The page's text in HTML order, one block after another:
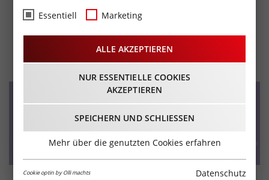
Hooo-Ruck-Fest der
Mayrhofner
04.10.2025 - Beginn 18:00 Uhr
Essentiell Marketing
ALLE AKZEPTIEREN
NUR ESSENTIELLE COOKIES
AKZEPTIEREN
SPEICHERN UND SCHLIESSEN
Mehr über die genutzten Cookies erfahren
Cookie optin by Olli machts Datenschutz